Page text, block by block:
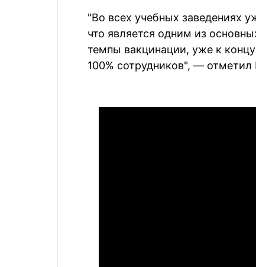
"Во всех учебных заведениях
что является одним из
темпы вакцинации, уже к
100% сотрудников", —